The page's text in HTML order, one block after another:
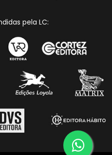
pela LC: